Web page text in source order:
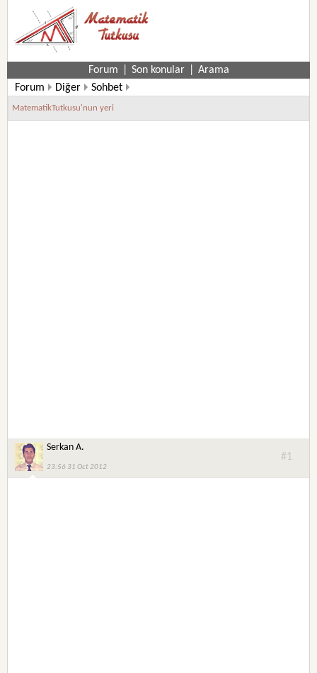
Forum Son konular
Arama
Forum
Diğer Sohbet
MatematikTutkusu'nun yeri
Serkan A.
23:56 31 Oct 2012
#1